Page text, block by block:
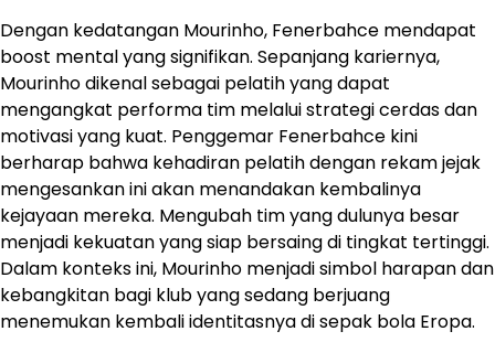
Dengan kedatangan Mourinho, Fenerbahce mendapat
boost mental yang signifikan. Sepanjang kariernya,
Mourinho dikenal sebagai pelatih yang dapat
mengangkat performa tim melalui strategi cerdas dan
motivasi yang kuat. Penggemar Fenerbahce kini
berharap bahwa kehadiran pelatih dengan rekam jejak
mengesankan ini akan menandakan kembalinya
kejayaan mereka. Mengubah tim yang dulunya besar
menjadi kekuatan yang siap bersaing di tingkat tertinggi.
Dalam konteks ini, Mourinho menjadi simbol harapan dan
kebangkitan bagi klub yang sedang berjuang
menemukan kembali identitasnya di sepak bola Eropa.